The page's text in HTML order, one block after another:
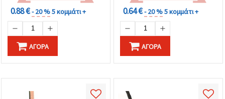
0.88 €- 20 %5 κομμάτι +
ΑΓΟΡΆ
0.64 €- 20 %5 κομμάτι +
ΑΓΟΡΆ